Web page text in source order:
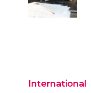
International